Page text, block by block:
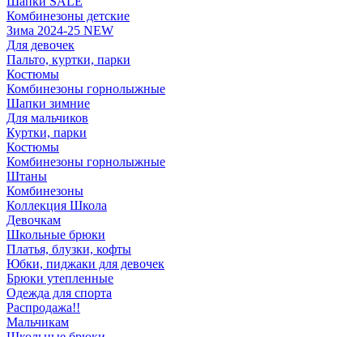
Комбинезоны детские
Зима 2024-25 NEW
Для девочек
Пальто, куртки, парки
Костюмы
Комбинезоны горнолыжные
Шапки зимние
Для мальчиков
Куртки, парки
Костюмы
Комбинезоны горнолыжные
Штаны
Комбинезоны
Коллекция Школа
Девочкам
Школьные брюки
Платья, блузки, кофты
Юбки, пиджаки для девочек
Брюки утепленные
Одежда для спорта
Распродажа!!
Мальчикам